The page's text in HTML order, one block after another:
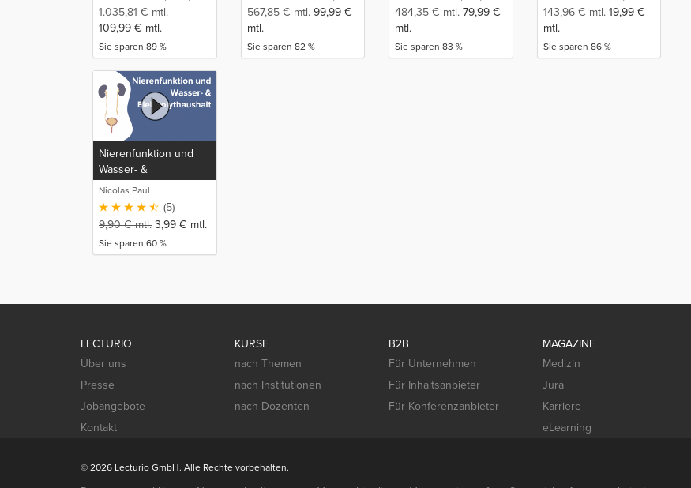
1.035,81€mtl.
109,99 € mtl.
Sie sparen 89 %
567,85€mtl. 99,99 €
mtl.
Sie sparen 82 %
484,35€mtl. 79,99 €
mtl.
Sie sparen 83 %
143,96€mtl. 19,99 €
mtl.
Sie sparen 86 %
Nierenfunktion und
Wasser- &
Elektrolythaushalt
Nicolas Paul
(5)
9,90€mtl. 3,99 € mtl.
Sie sparen 60 %
LECTURIO
Über uns
Presse
Jobangebote
Kontakt
KURSE
nach Themen
nach Institutionen
nach Dozenten
B2B
Für Unternehmen
Für Inhaltsanbieter
Für Konferenzanbieter
MAGAZINE
Medizin
Jura
Karriere
eLearning
© 2026 Lecturio GmbH. Alle Rechte vorbehalten.